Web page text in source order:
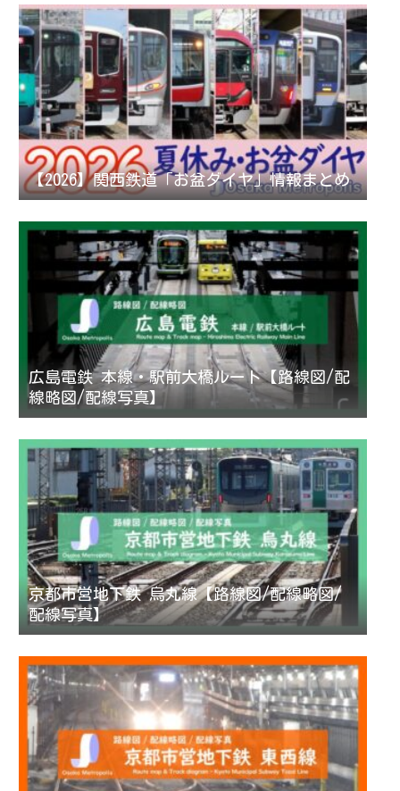
【2026】関西鉄道「お盆ダイヤ」情報まとめ
広島電鉄 本線・駅前大橋ルート【路線図/配
線略図/配線写真】
京都市営地下鉄 烏丸線【路線図/配線略図/
配線写真】